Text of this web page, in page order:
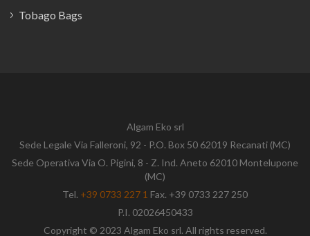
Tobago Bags
Algam Eko srl
Sede Legale Via Falleroni, 92 - P.O. Box 50 62019 Recanati (MC)
Sede Operativa Via O. Pigini, 8 - Z. Ind. Aneto 62010 Montelupone
(MC)
Tel. +39 0733 227 1 Fax. +39 0733 227 250
P.I. 02026450433
Copyright © 2023 Algam Eko srl. All rights reserved.